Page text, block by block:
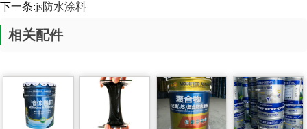
下一条:js防水涂料
相关配件